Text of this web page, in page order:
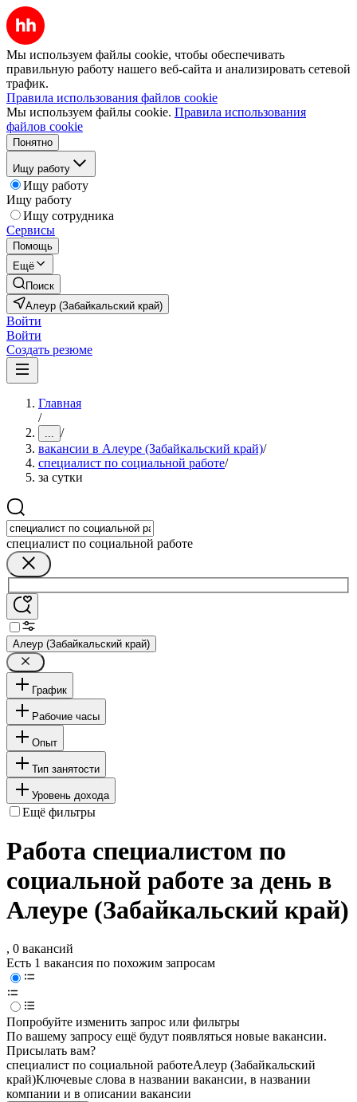
Мы используем файлы cookie, чтобы обеспечивать
правильную работу нашего веб-сайта и анализировать сетевой
трафик.
Правила использования файлов cookie
Мы используем файлы cookie. Правила использования
файлов cookie
Понятно
Ищу работу
Ищу работу
Ищу работу
Ищу сотрудника
Сервисы
Помощь
Ещё
Поиск
Алеур (Забайкальский край)
Войти
Войти
Создать резюме
Главная
/
... /
вакансии в Алеуре (Забайкальский край)/
специалист по социальной работе/
за сутки
специалист по социальной работе
Алеур (Забайкальский край)
График
Рабочие часы
Опыт
Тип занятости
Уровень дохода
Ещё фильтры
Работа специалистом по
социальной работе за день в
Алеуре (Забайкальский край)
, 0 вакансий
Есть 1 вакансия по похожим запросам
Попробуйте изменить запрос или фильтры
По вашему запросу ещё будут появляться новые вакансии.
Присылать вам?
специалист по социальной работеАлеур (Забайкальский
край)Ключевые слова в названии вакансии, в названии
компании и в описании вакансии